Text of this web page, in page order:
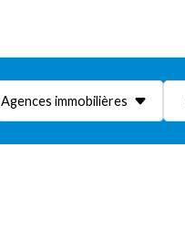
Agences immobilières